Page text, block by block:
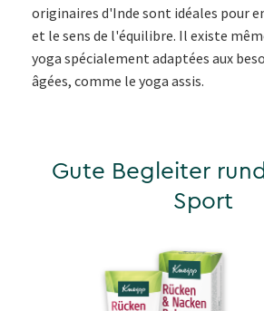
originaires d'Inde sont idéales pour
et le sens de l'équilibre. Il existe
yoga spécialement adaptées aux
âgées, comme le yoga assis.
Gute Begleiter
Sport